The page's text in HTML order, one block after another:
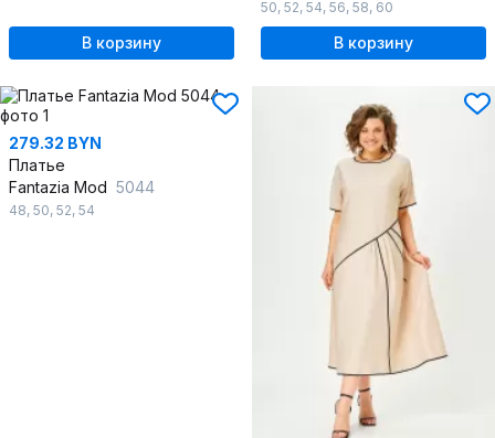
В корзину
50, 52, 54, 56, 58, 60
В корзину
279.32 BYN
Платье
Fantazia Mod 5044
48, 50, 52, 54